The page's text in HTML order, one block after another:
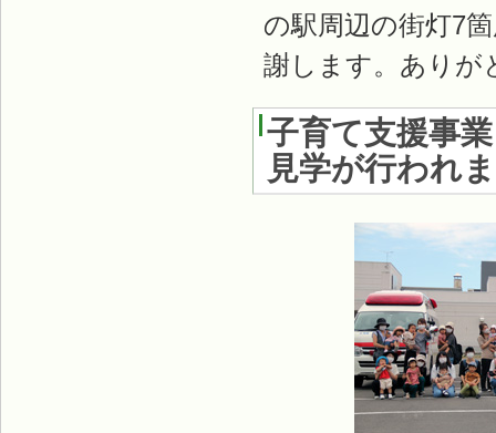
の駅周辺の街灯7
謝します。ありが
子育て支援事
見学が行われ